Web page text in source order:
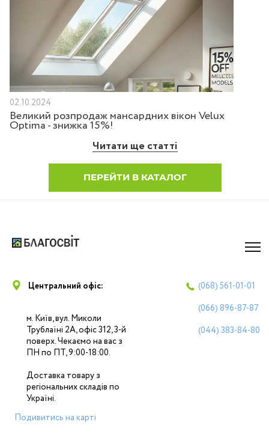
02.10.2024
Великий розпродаж мансардних вікон Velux
Optima - знижка 15%!
Читати ще статті
ПЕРЕЙТИ В КАТАЛОГ
Центральний офіс:
м. Київ, вул. Миколи
Трублаїні 2А, офіс 312, 3-й
поверх. Чекаємо на вас з
ПН по ПТ, 9:00-18:00.
Доставка товару з
регіональних складів по
Україні.
Подивитись на карті
(068) 561-01-01
(066) 896-87-87
(044) 383-84-80